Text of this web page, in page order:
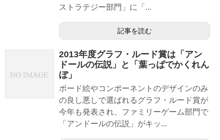
ストラテジー部門」に「...
記事を読む
2013年度グラフ・ルード賞は「アン
ドールの伝説」と「葉っぱでかくれん
ぼ」
ボード絵やコンポーネントのデザインのみ
の良し悪しで選ばれるグラフ・ルード賞が
今年も発表され、ファミリーゲーム部門で
「アンドールの伝説」がキッ...